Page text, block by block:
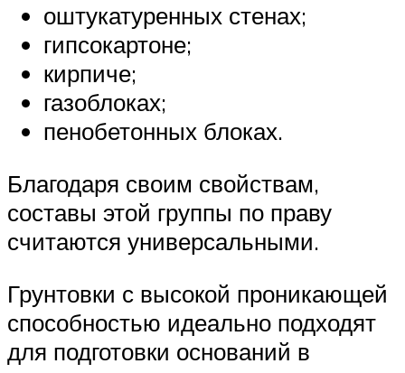
оштукатуренных стенах;
гипсокартоне;
кирпиче;
газоблоках;
пенобетонных блоках.
Благодаря своим свойствам,
составы этой группы по праву
считаются универсальными.
Грунтовки с высокой проникающей
способностью идеально подходят
для подготовки оснований в